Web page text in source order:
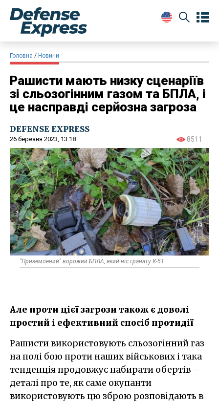
Головна Новини
Рашисти мають низку сценаріїв
зі сльозогінним газом та БПЛА, і
це насправді серйозна загроза
DEFENSE EXPRESS
26 березня 2023, 13:18 8511
"Приземлений" ворожий БПЛА, який ніс гранату К-51
Але проти цієї загрози також є доволі
простий і ефективний спосіб протидії
Рашисти використовують сльозогінний газ
на полі бою проти наших військових і така
тенденція продовжує набирати обертів –
деталі про те, як саме окупанти
використовують цю зброю розповідають в